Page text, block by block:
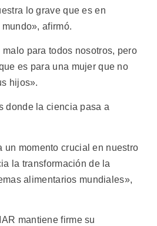
lo grave que es en
afirmó.
para todos nosotros, pero
es para una mujer que no
hijos».
donde la ciencia pasa a
un momento crucial en nuestro
la transformación de la
alimentarios mundiales»,
mantiene firme su